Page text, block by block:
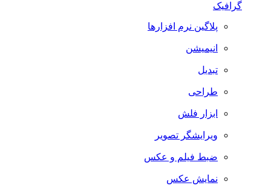
گرافیک
پلاگین نرم افزارها
انیمیشن
تبدیل
طراحی
ابزار فلش
ویرایشگر تصویر
ضبط فيلم و عكس
نمایش عکس